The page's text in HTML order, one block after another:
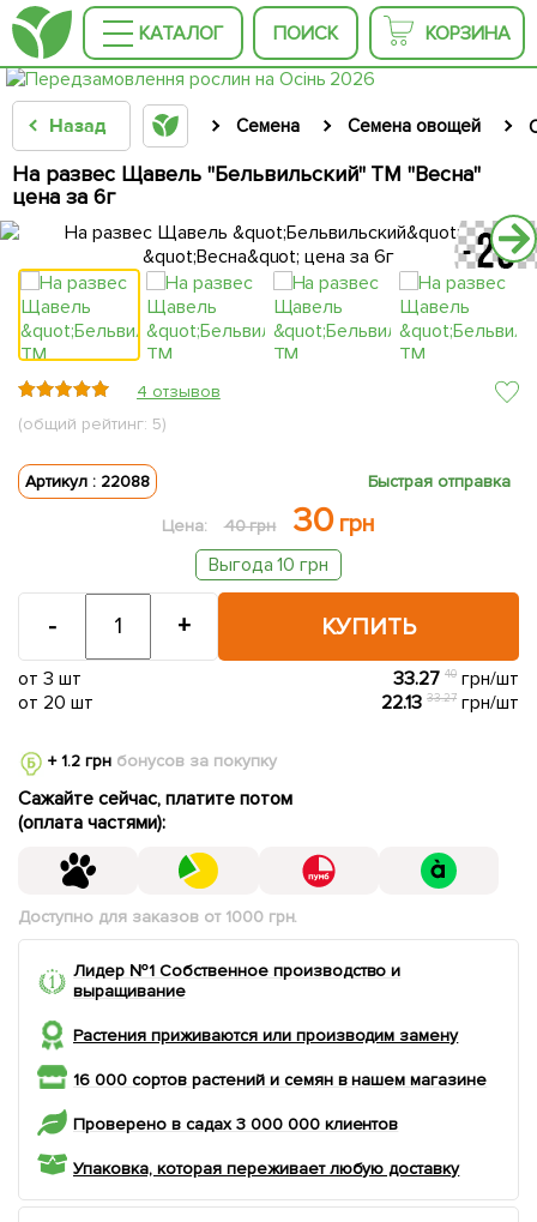
КАТАЛОГ ПОИСК КОРЗИНА
Назад Семена Семена овощей
На развес Щавель "Бельвильский" ТМ "Весна"
цена за 6г
4 отзывов
(общий рейтинг: 5)
Артикул : 22088 Быстрая отправка
Цена: 40 грн 30грн
Выгода 10 грн
КУПИТЬ
- +
от 3 шт 33.2740 грн/шт
от 20 шт
22.1333.27 грн/шт
+ 1.2 грнбонусов за покупку
Сажайте сейчас, платите потом
(оплата частями):
Доступно для заказов от 1000 грн.
Лидер №1 Собственное производство и
выращивание
Растения приживаются или производим замену
16 000 сортов растений и семян в нашем магазине
Проверено в садах 3 000 000 клиентов
Упаковка, которая переживает любую доставку